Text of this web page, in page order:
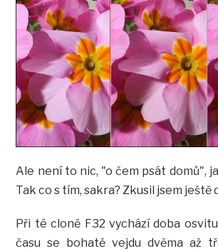
Ale není to nic, "o čem psát domů",
Tak co s tím, sakra? Zkusil jsem ještě
Při té cloně F32 vychází doba
času se bohatě vejdu dvěma až